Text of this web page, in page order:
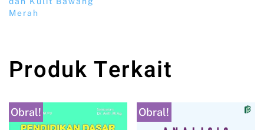
Merah
Produk Terkait
Obral! Obral!